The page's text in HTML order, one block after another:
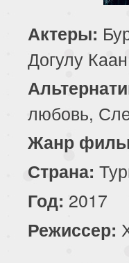
199 серия
203 серия
207 серия
211 серия
215 серия
219 серия
223 серия
Актеры:
Догулу
любовь,
Жанр
Страна:
Год: 2017
Режиссер: